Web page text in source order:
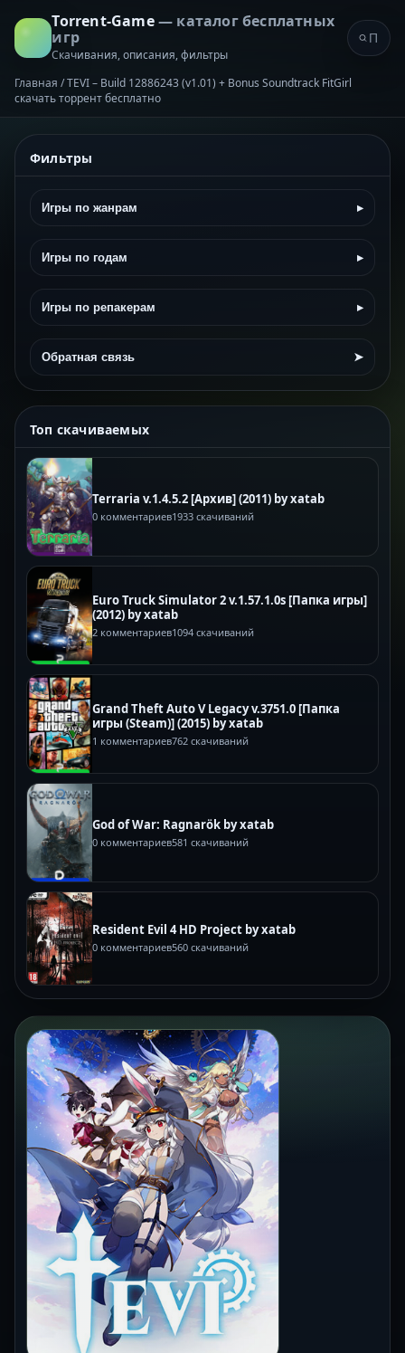
Torrent-Game— каталог бесплатных
игр
Скачивания, описания, фильтры
Главная /TEVI – Build 12886243 (v1.01) + Bonus Soundtrack FitGirl
скачать торрент бесплатно
Фильтры
Игры по жанрам ▸
Игры по годам ▸
Игры по репакерам ▸
Обратная связь ➤
Топ скачиваемых
Terraria v.1.4.5.2 [Архив] (2011) by xatab
0 комментариев1933 скачиваний
Euro Truck Simulator 2 v.1.57.1.0s [Папка игры]
(2012) by xatab
2 комментариев1094 скачиваний
Grand Theft Auto V Legacy v.3751.0 [Папка
игры (Steam)] (2015) by xatab
1 комментариев762 скачиваний
God of War: Ragnarök by xatab
0 комментариев581 скачиваний
Resident Evil 4 HD Project by xatab
0 комментариев560 скачиваний